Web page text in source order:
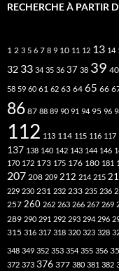
RECHERCHE À PARTIR
1 2 3 5 6 7 8 9 10 11 12 13 14
32 33 34 35 36 37 38 39 40
58 59 60 61 62 63 64 65 66
86 87 88 89 90 91 94 95 96
112 113 114 115 116 117
137 138 140 142 143 144 146
170 172 173 175 176 180 181
207 208 209 212 214 215
229 230 231 232 233 235 236
257 260 262 263 266 267 269
289 290 291 292 293 294 296
315 316 317 318 320 323 328
348 349 352 353 354 355 356
372 373 376 377 380 381 382